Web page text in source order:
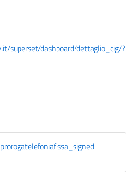
superset/dashboard/dettaglio_cig/?